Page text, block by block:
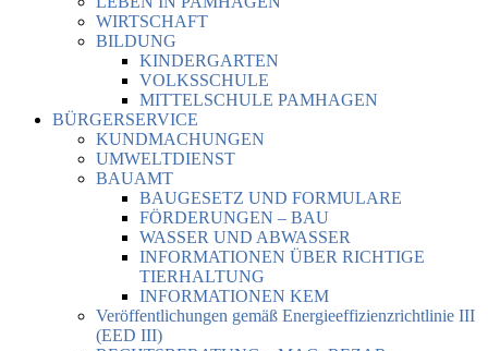
WIRTSCHAFT
BILDUNG
KINDERGARTEN
VOLKSSCHULE
MITTELSCHULE PAMHAGEN
BÜRGERSERVICE
KUNDMACHUNGEN
UMWELTDIENST
BAUAMT
BAUGESETZ UND FORMULARE
FÖRDERUNGEN – BAU
WASSER UND ABWASSER
INFORMATIONEN ÜBER RICHTIGE
TIERHALTUNG
INFORMATIONEN KEM
Veröffentlichungen gemäß Energieeffizienzrichtlinie III
(EED III)